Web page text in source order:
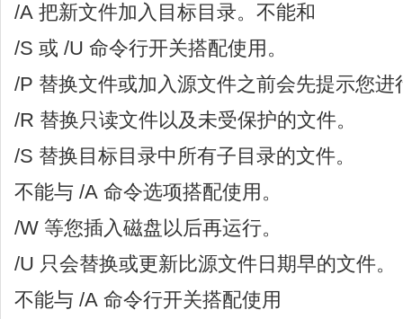
/A 把新文件加入目标目录。不能和
/S 或 /U 命令行开关搭配使用。
/P 替换文件或加入源文件之前会先提示您进
/R 替换只读文件以及未受保护的文件。
/S 替换目标目录中所有子目录的文件。
不能与 /A 命令选项搭配使用。
/W 等您插入磁盘以后再运行。
/U 只会替换或更新比源文件日期早的文件。
不能与 /A 命令行开关搭配使用